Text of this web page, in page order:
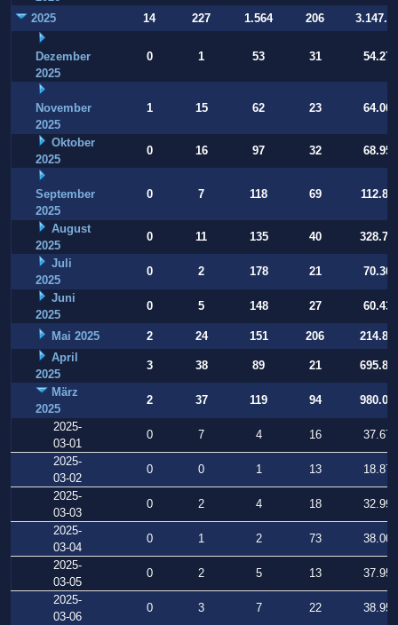
2025
14 227 1.564 206
Dezember
2025
0 1 53 31 54.274
November
2025
1 15 62 23 64.001
Oktober
2025
0 16 97 32 68.956
September
2025
0 7 118 69
August
2025
0 11 135 40
Juli
2025
0 2 178 21
70.360
Juni
2025
0 5 148 27 60.439
Mai 2025 2 24 151 206
April
2025
3 38 89 21
März
2025
2 37 119 94
2025-
03-01
0 7 4 16
37.677
2025-
03-02
0 0 1 13
18.872
2025-
03-03
0 2 4 18
32.990
2025-
03-04
0 1 2 73
38.005
2025-
03-05
0 2 5 13
37.956
2025-
03-06
0 3 7 22
38.952